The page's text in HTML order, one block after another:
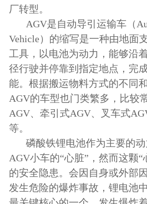
厂转型。
AGV是自动导引运输车（
Vehicle）的缩写是一种由地面
工具，以电池为动力，能够沿
径行驶并停靠到指定地点，完
能。根据搬运物料方式的不同
AGV的车型也门类繁多，比较
AGV、牵引式AGV、叉车式
等。
磷酸铁锂电池作为主要的
AGV小车的“心脏”，然而这颗“
的安全隐患。会因自身或外部
发生危险的爆炸事故，锂电池